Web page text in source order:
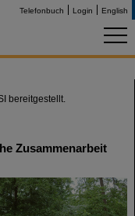
Telefonbuch Login English
bereitgestellt.
Zusammenarbeit